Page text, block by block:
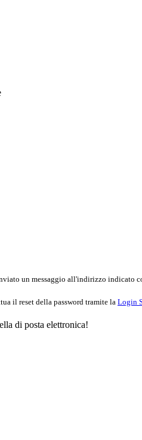
un messaggio all'indirizzo indicato
il reset della password tramite la Login
di posta elettronica!